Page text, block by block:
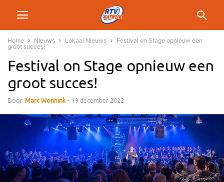
Home Nieuws Lokaal Nieuws
Festival on Stage opnieuw een
groot succes!
Festival on Stage opnieuw een
groot succes!
Door Marc Wonnink - 19 december 2022